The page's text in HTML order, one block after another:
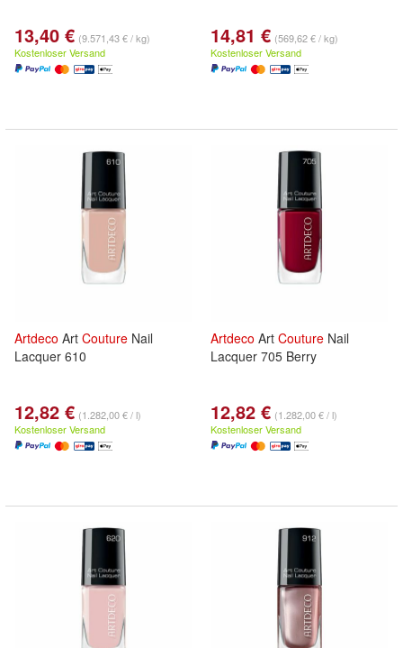
13,40 € (9.571,43 € / kg)
Kostenloser Versand
14,81 € (569,62 € / kg)
Kostenloser Versand
Artdeco Art Couture Nail
Lacquer 610
12,82 € (1.282,00 € / l)
Kostenloser Versand
Artdeco Art Couture Nail
Lacquer 705 Berry
12,82 € (1.282,00 € / l)
Kostenloser Versand